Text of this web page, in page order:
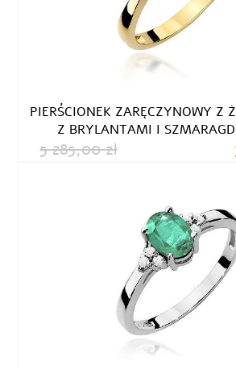
PIERŚCIONEK ZARĘCZYNOWY Z
Z BRYLANTAMI I
5 285,00 zł